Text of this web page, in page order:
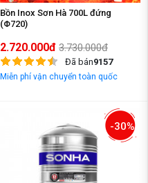
Bồn Inox Sơn Hà 700L đứng
(Φ720)
2.720.000đ 3.730.000đ
Đã bán9157
Miễn phí vận chuyển toàn quốc
-30%